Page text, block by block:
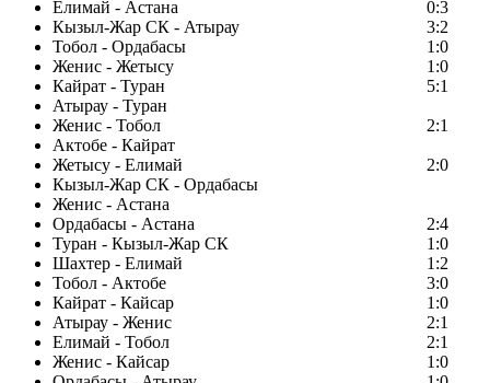
Елимай - Астана
0:3
Кызыл-Жар СК - Атырау
3:2
Тобол - Ордабасы
1:0
Женис - Жетысу
1:0
Кайрат - Туран
5:1
Атырау - Туран
Женис - Тобол
2:1
Актобе - Кайрат
Жетысу - Елимай
2:0
Кызыл-Жар СК - Ордабасы
Женис - Астана
Ордабасы - Астана
2:4
Туран - Кызыл-Жар СК
1:0
Шахтер - Елимай
1:2
Тобол - Актобе
3:0
Кайрат - Кайсар
1:0
Атырау - Женис
2:1
Елимай - Тобол
2:1
Женис - Кайсар
1:0